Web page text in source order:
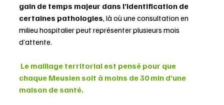
gain de temps majeur dans l’identification de
certaines pathologies, là où une consultation en
milieu hospitalier peut représenter plusieurs mois
d’attente.
Le maillage territorial est pensé pour que
chaque Meusien soit à moins de 30 min d’une
maison de santé.